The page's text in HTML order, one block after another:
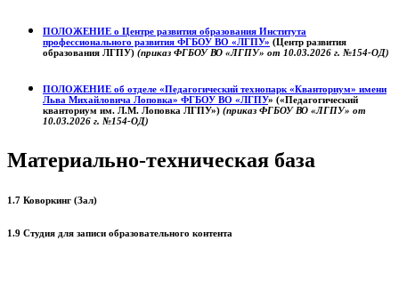
ПОЛОЖЕНИЕ о Центре развития образования Института
профессионального развития ФГБОУ ВО «ЛГПУ» (Центр развития
образования ЛГПУ) (приказ ФГБОУ ВО «ЛГПУ» от 10.03.2026 г. №154-ОД)
ПОЛОЖЕНИЕ об отделе «Педагогический технопарк «Кванториум» имени
Льва Михайловича Лоповка» ФГБОУ ВО «ЛГПУ» («Педагогический
кванториум им. Л.М. Лоповка ЛГПУ») (приказ ФГБОУ ВО «ЛГПУ» от
10.03.2026 г. №154-ОД)
Материально-техническая база
1.7 Коворкинг (Зал)
1.9 Студия для записи образовательного контента